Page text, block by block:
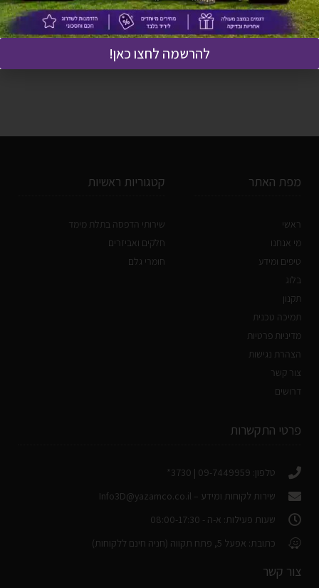
מידע נוסף
מפת האתר
ראשי
מי אנחנו
טיפים ומידע
בלוג
תקנון
תמיכה טכנית
מדיניות פרטיות
הצהרת נגישות
צור קשר
דרושים
קטגוריות ראשיות
שירותי הדפסה בתלת מימד
חלקים ואביזרים
חומרי גלם
פרטי התקשרות
טלפון: 09-7449959 | 3730*
שירות לקוחות ומידע – Info3D@yazamco.co.il
שעות פעילות: א-ה - 08:00-17:30
כתובת: אפעל 5, פתח תקווה (חניה חינם ללקוחות)
צור קשר
להרשמה לחצו כאן!